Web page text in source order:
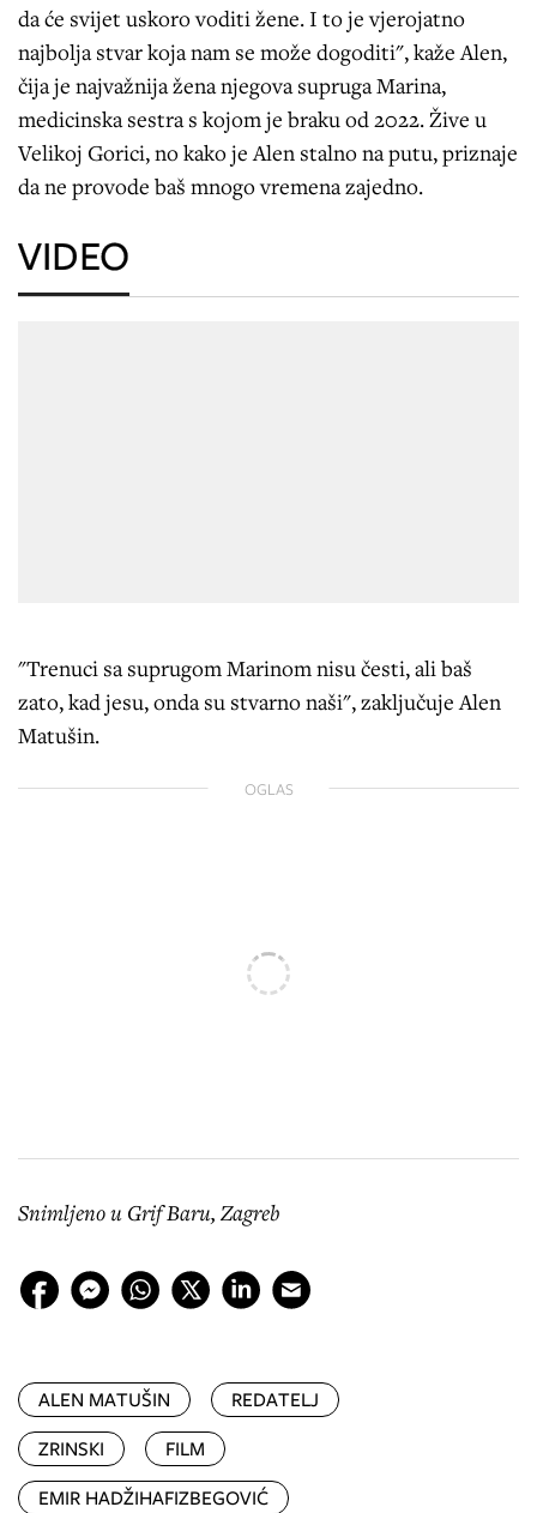
da će svijet uskoro voditi žene. I to je vjerojatno
najbolja stvar koja nam se može dogoditi", kaže Alen,
čija je najvažnija žena njegova supruga Marina,
medicinska sestra s kojom je braku od 2022. Žive u
Velikoj Gorici, no kako je Alen stalno na putu, priznaje
da ne provode baš mnogo vremena zajedno.
VIDEO
"Trenuci sa suprugom Marinom nisu česti, ali baš
zato, kad jesu, onda su stvarno naši", zaključuje Alen
Matušin.
OGLAS
Snimljeno u Grif Baru, Zagreb
ALEN MATUŠIN
REDATELJ
ZRINSKI
FILM
EMIR HADŽIHAFIZBEGOVIĆ